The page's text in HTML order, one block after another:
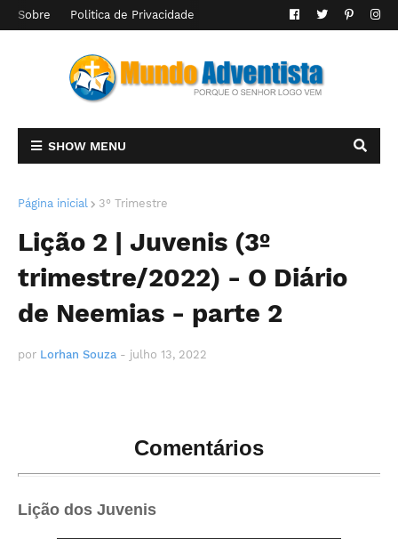
Sobre Politica de Privacidade
SHOW MENU
Página inicial 3° Trimestre
Lição 2 | Juvenis (3º
trimestre/2022) - O Diário
de Neemias - parte 2
por Lorhan Souza - julho 13, 2022
Comentários
Lição dos Juvenis